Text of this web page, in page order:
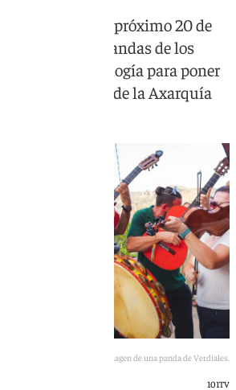
acoge el próximo 20 de
que reúne a pandas de los
Comares y Almogía para poner
inmaterial de la Axarquía
Cartel de la celebración y una imagen de una panda de Verdiales.
101TV